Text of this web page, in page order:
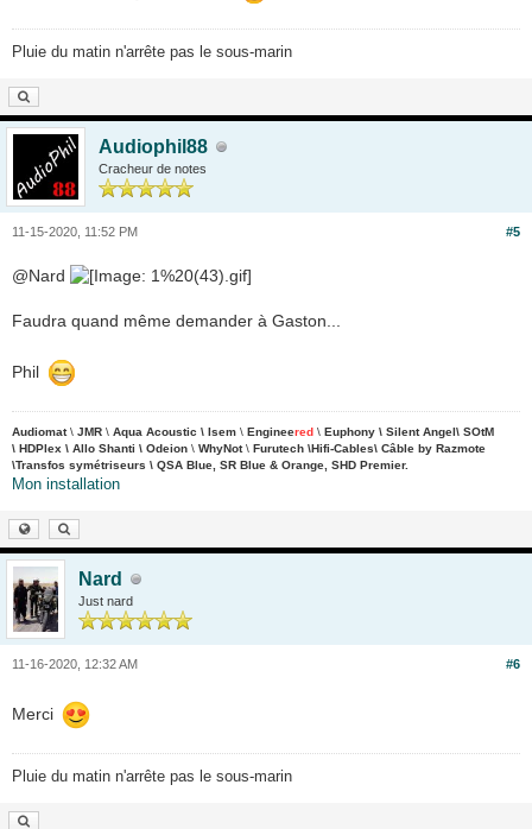
Pluie du matin n'arrête pas le sous-marin
Audiophil88
Cracheur de notes
#5
11-15-2020, 11:52 PM
@Nard
Faudra quand même demander à Gaston...
Phil
Audiomat\ JMR \ Aqua Acoustic \ Isem \ Engineered \ Euphony \ Silent Angel\ SOtM
\ HDPlex \ Allo Shanti \ Odeion \ WhyNot\ Furutech \Hifi-Cables\ Câble by Razmote
\Transfos symétriseurs \ QSA Blue, SR Blue & Orange, SHD Premier.
Mon installation
Nard
Just nard
#6
11-16-2020, 12:32 AM
Merci
Pluie du matin n'arrête pas le sous-marin